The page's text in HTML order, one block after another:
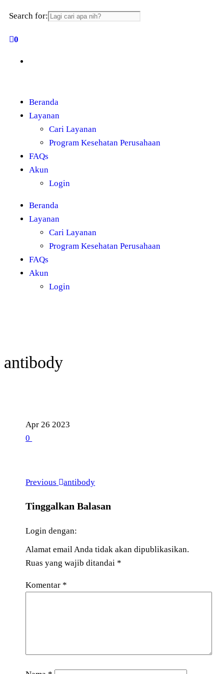
Search for:
0
Beranda
Layanan
Cari Layanan
Program Kesehatan Perusahaan
FAQs
Akun
Login
Beranda
Layanan
Cari Layanan
Program Kesehatan Perusahaan
FAQs
Akun
Login
antibody
Apr 26 2023
0
Previous antibody
Tinggalkan Balasan
Login dengan:
Alamat email Anda tidak akan dipublikasikan.
Ruas yang wajib ditandai *
Komentar *